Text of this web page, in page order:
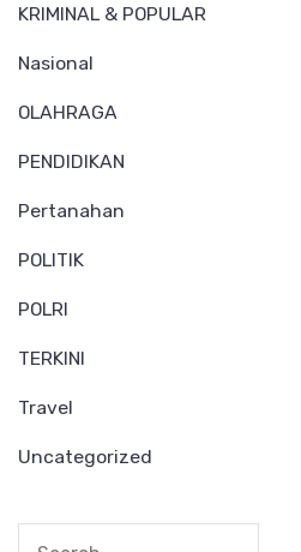
KRIMINAL & POPULAR
Nasional
OLAHRAGA
PENDIDIKAN
Pertanahan
POLITIK
POLRI
TERKINI
Travel
Uncategorized